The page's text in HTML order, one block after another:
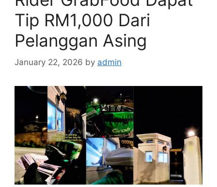
Tip RM1,000 Dari
Pelanggan Asing
January 22, 2026 by admin